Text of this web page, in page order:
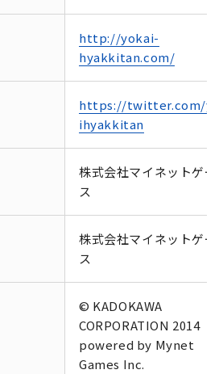
http://yokai-
hyakkitan.com/
https://twitter.com/
ihyakkitan
株式会社マイネットゲー
ス
株式会社マイネットゲー
ス
© KADOKAWA
CORPORATION 2014
powered by Mynet
Games Inc.